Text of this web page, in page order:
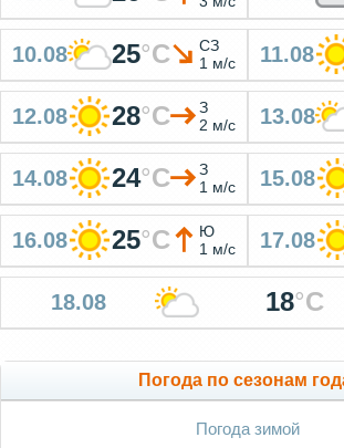
10.08 25°C
СЗ
1 м/с
11.08
12.08 28°C
З
2 м/с
13.08
14.08 24°C
З
1 м/с
15.08
16.08 25°C
Ю
1 м/с
17.08
18.08 18°C
Погода по сезонам
Погода зимой